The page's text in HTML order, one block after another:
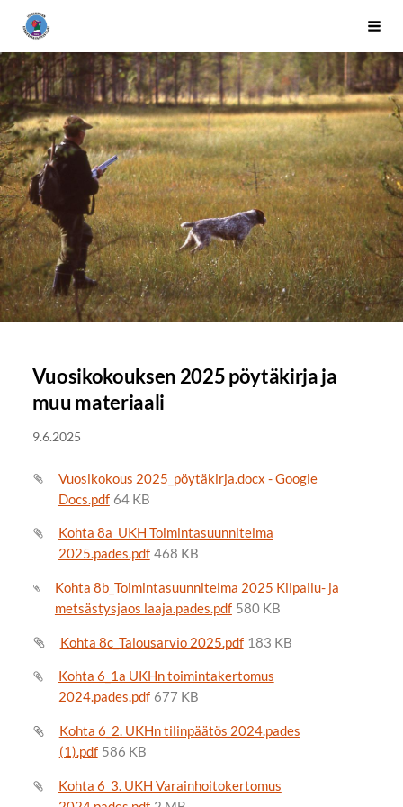
Siirry
sivun
sisältöön
Uudenmaan kanakoiraharrastajat ry
Vuosikokouksen 2025 pöytäkirja ja
muu materiaali
9.6.2025
Vuosikokous 2025_pöytäkirja.docx - Google
Docs.pdf 64 KB
Kohta 8a_UKH Toimintasuunnitelma
2025.pades.pdf 468 KB
Kohta 8b_Toimintasuunnitelma 2025 Kilpailu- ja
metsästysjaos laaja.pades.pdf 580 KB
Kohta 8c_Talousarvio 2025.pdf 183 KB
Kohta 6_1a UKHn toimintakertomus
2024.pades.pdf 677 KB
Kohta 6_2. UKHn tilinpäätös 2024.pades
(1).pdf 586 KB
Kohta 6_3. UKH Varainhoitokertomus